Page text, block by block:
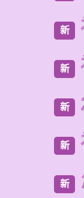
新
新
新
新
新